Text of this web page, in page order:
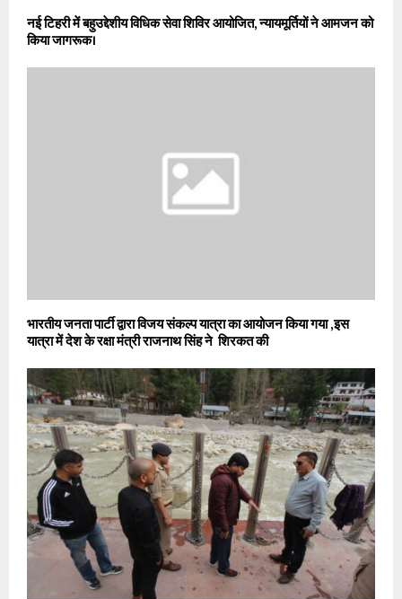
नई टिहरी में बहुउद्देशीय विधिक सेवा शिविर आयोजित, न्यायमूर्तियों ने आमजन को
किया जागरूक।
भारतीय जनता पार्टी द्वारा विजय संकल्प यात्रा का आयोजन किया गया ,इस
यात्रा में देश के रक्षा मंत्री राजनाथ सिंह ने शिरकत की